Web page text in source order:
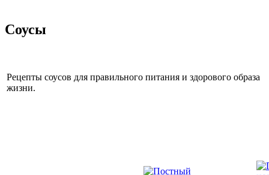
Соусы
Рецепты соусов для правильного питания и здорового образа
жизни.